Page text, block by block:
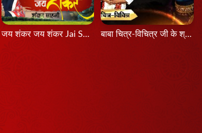
जय शंकर जय शंकर Jai Shankar Jai Shankar बाबा चित्र-विचित्र जी के श्री मुख से श्रवण कीजिए श्रीकृष्ण का यह भजन...हरिनाम के रस...latest Bhajan